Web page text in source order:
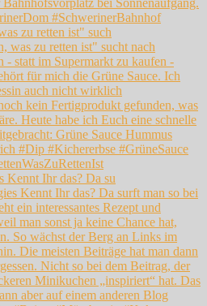
zu retten ist" such
Kennt Ihr das? Da su